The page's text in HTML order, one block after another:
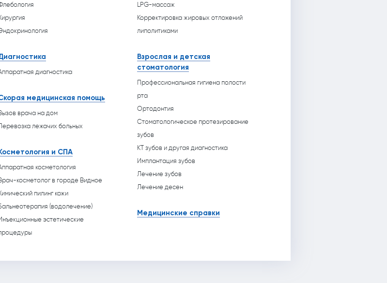
диагностика
медицинская помощь
врача на дом
лежачих больных
Косметология и СПА
косметология
косметолог в городе Видное
пилинг кожи
(водолечение)
эстетические
LPG-массаж
Корректировка жировых отложений
липолитиками
Взрослая и детская
стоматология
Профессиональная гигиена полости
рта
Ортодонтия
Стоматологическое протезирование
зубов
КТ зубов и другая диагностика
Имплантация зубов
Лечение зубов
Лечение десен
Медицинские справки